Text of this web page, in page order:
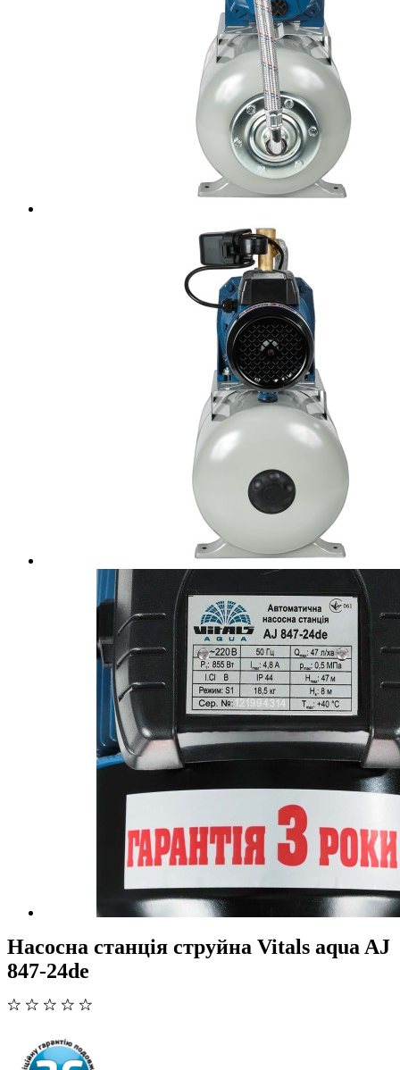
Насосна станція струйна Vitals aqua AJ
847-24de